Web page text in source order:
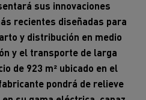
recientes diseñadas para
y distribución en medio
y el transporte de larga
de 923 m² ubicado en el
pondrá de relieve
su gama eléctrica, capaz